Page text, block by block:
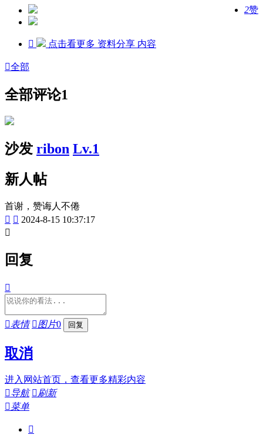
2赞
 点击看更多 资料分享 内容
全部
全部评论1
沙发 ribon Lv.1
新人帖
首谢，赞诲人不倦
  2024-8-15 10:37:17

回复

表情 图片0
取消
进入网站首页，查看更多精彩内容
导航 刷新
菜单
